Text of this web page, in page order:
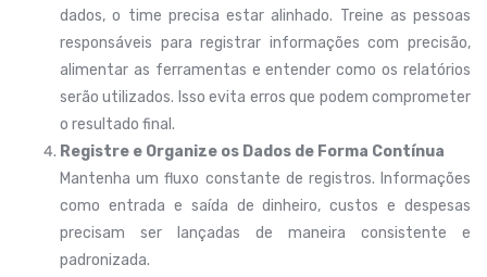
dados, o time precisa estar alinhado. Treine as pessoas
responsáveis para registrar informações com precisão,
alimentar as ferramentas e entender como os relatórios
serão utilizados. Isso evita erros que podem comprometer
o resultado final.
Registre e Organize os Dados de Forma Contínua
Mantenha um fluxo constante de registros. Informações
como entrada e saída de dinheiro, custos e despesas
precisam ser lançadas de maneira consistente e
padronizada.